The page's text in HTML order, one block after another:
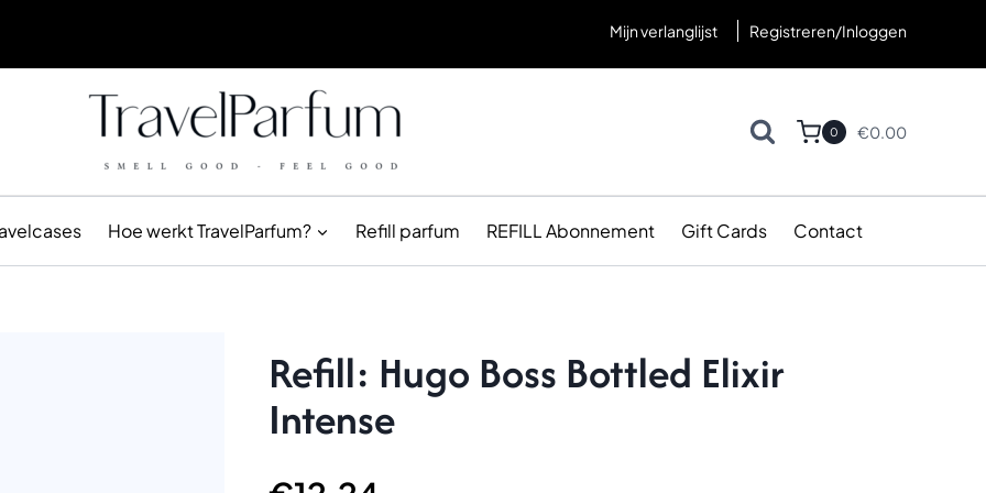
Mijn verlanglijst Registreren/Inloggen
0 €0.00
Hoe werkt TravelParfum? Refill parfum REFILL Abonnement Gift Cards Contact
Refill: Hugo Boss Bottled Elixir
Intense